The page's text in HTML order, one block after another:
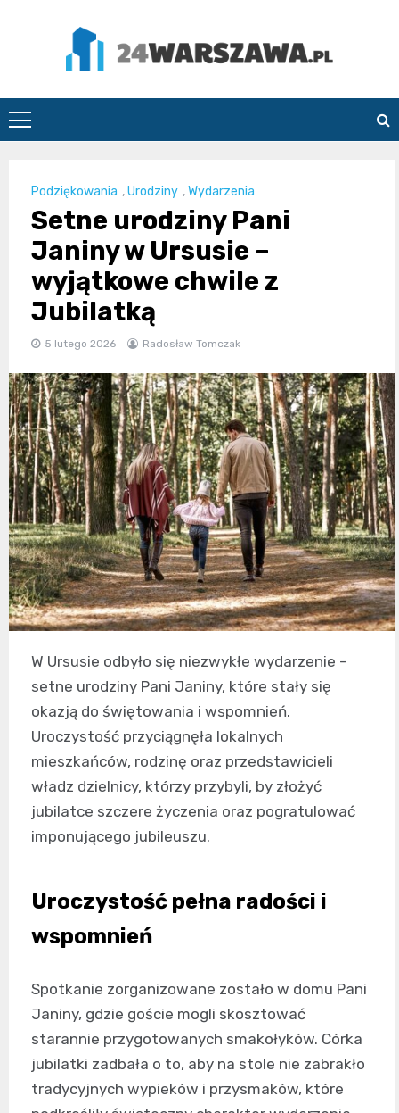
24Warszawa.pl
Podziękowania ,Urodziny ,Wydarzenia
Setne urodziny Pani
Janiny w Ursusie –
wyjątkowe chwile z
Jubilatką
5 lutego 2026 Radosław Tomczak
W Ursusie odbyło się niezwykłe wydarzenie –
setne urodziny Pani Janiny, które stały się
okazją do świętowania i wspomnień.
Uroczystość przyciągnęła lokalnych
mieszkańców, rodzinę oraz przedstawicieli
władz dzielnicy, którzy przybyli, by złożyć
jubilatce szczere życzenia oraz pogratulować
imponującego jubileuszu.
Uroczystość pełna radości i
wspomnień
Spotkanie zorganizowane zostało w domu Pani
Janiny, gdzie goście mogli skosztować
starannie przygotowanych smakołyków. Córka
jubilatki zadbała o to, aby na stole nie zabrakło
tradycyjnych wypieków i przysmaków, które